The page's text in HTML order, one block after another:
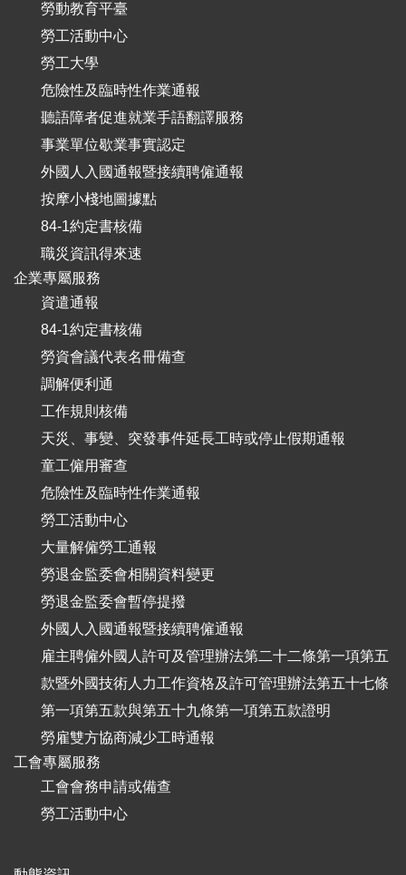
勞動教育平臺
勞工活動中心
勞工大學
危險性及臨時性作業通報
聽語障者促進就業手語翻譯服務
事業單位歇業事實認定
外國人入國通報暨接續聘僱通報
按摩小棧地圖據點
84-1約定書核備
職災資訊得來速
企業專屬服務
資遣通報
84-1約定書核備
勞資會議代表名冊備查
調解便利通
工作規則核備
天災、事變、突發事件延長工時或停止假期通報
童工僱用審查
危險性及臨時性作業通報
勞工活動中心
大量解僱勞工通報
勞退金監委會相關資料變更
勞退金監委會暫停提撥
外國人入國通報暨接續聘僱通報
雇主聘僱外國人許可及管理辦法第二十二條第一項第五
款暨外國技術人力工作資格及許可管理辦法第五十七條
第一項第五款與第五十九條第一項第五款證明
勞雇雙方協商減少工時通報
工會專屬服務
工會會務申請或備查
勞工活動中心